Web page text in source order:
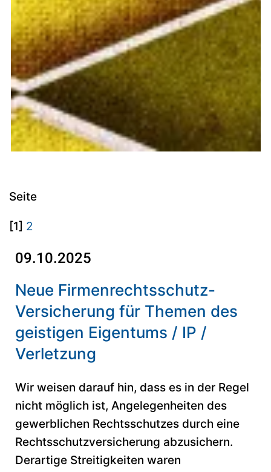
Seite
[1] 2
09.10.2025
Neue Firmenrechtsschutz-
Versicherung für Themen des
geistigen Eigentums / IP /
Verletzung
Wir weisen darauf hin, dass es in der Regel
nicht möglich ist, Angelegenheiten des
gewerblichen Rechtsschutzes durch eine
Rechtsschutzversicherung abzusichern.
Derartige Streitigkeiten waren